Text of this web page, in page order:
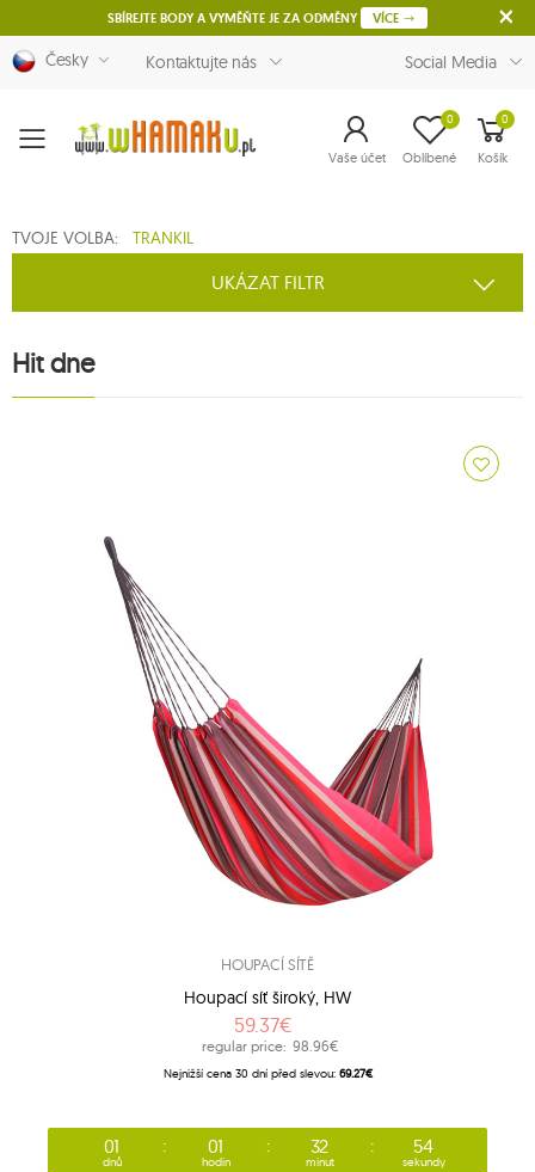
SBÍREJTE BODY A VYMĚŇTE JE ZA ODMĚNY VÍCE
Česky Kontaktujte nás Social Media
Menu Vaše účet Oblíbené
0 0
Košík
TVOJE VOLBA: TRANKIL
UKÁZAT FILTR
Hit dne
HOUPACÍ SÍTĚ
Houpací síť široký, HW
59.37€
regular price: 98.96€
Nejnižší cena 30 dní před slevou: 69.27€
01
dnů
01
hodin
32
minut
54
sekundy